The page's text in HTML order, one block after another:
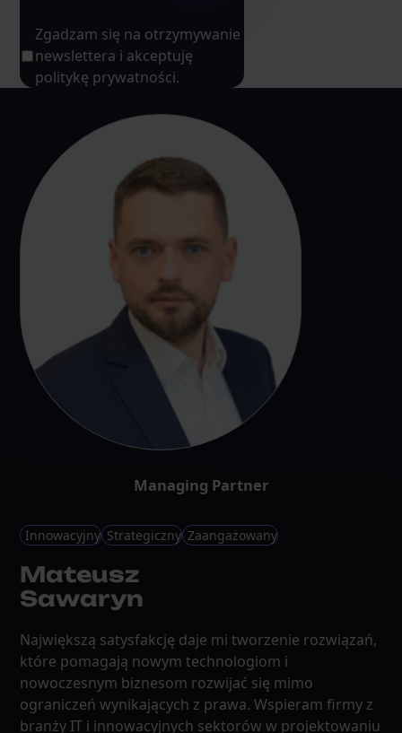
Zgadzam się na otrzymywanie
newslettera i akceptuję
politykę prywatności.
Managing Partner
Innowacyjny Strategiczny Zaangażowany
Mateusz
Sawaryn
Największą satysfakcję daje mi tworzenie rozwiązań,
które pomagają nowym technologiom i
nowoczesnym biznesom rozwijać się mimo
ograniczeń wynikających z prawa. Wspieram firmy z
branży IT i innowacyjnych sektorów w projektowaniu